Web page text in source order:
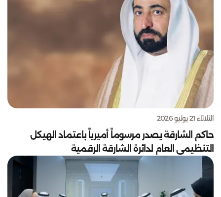
الثلاثاء 21 يوليو 2026
حاكم الشارقة يصدر مرسوماً أميرياً باعتماد الهيكل
التنظيمي العام لدائرة الشارقة الرقمية